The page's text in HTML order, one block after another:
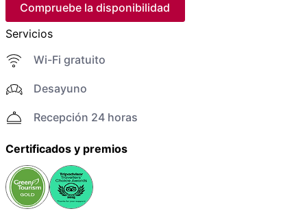
Compruebe la disponibilidad
Servicios
Wi-Fi gratuito
Desayuno
Recepción 24 horas
Certificados y premios